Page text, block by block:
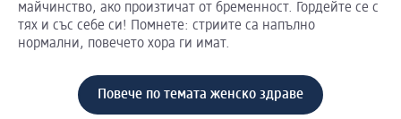
майчинство, ако произтичат от бременност. Гордейте се с
тях и със себе си! Помнете: стриите са напълно
нормални, повечето хора ги имат.
Повече по темата женско здраве